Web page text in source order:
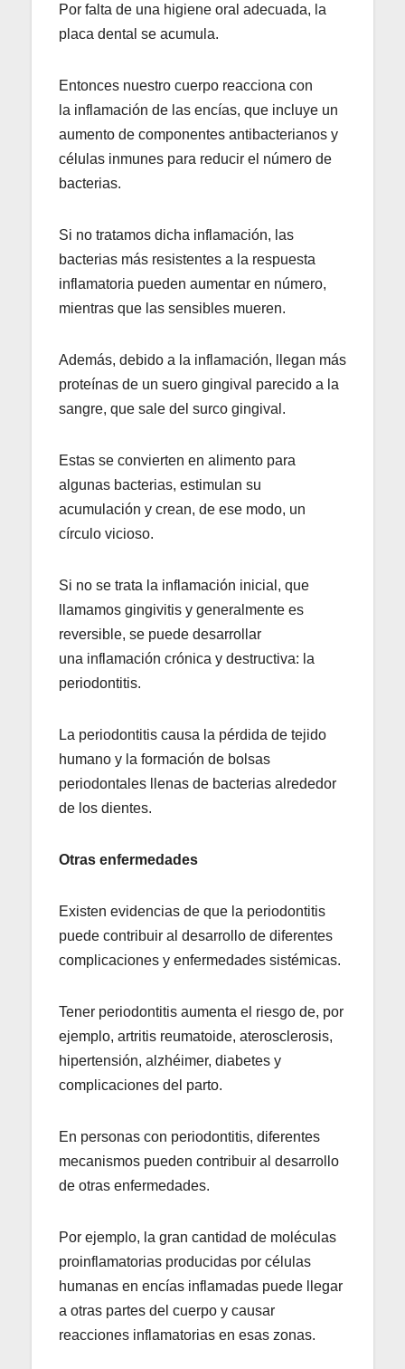
Por falta de una higiene oral adecuada, la
placa dental se acumula.
Entonces nuestro cuerpo reacciona con
la inflamación de las encías, que incluye un
aumento de componentes antibacterianos y
células inmunes para reducir el número de
bacterias.
Si no tratamos dicha inflamación, las
bacterias más resistentes a la respuesta
inflamatoria pueden aumentar en número,
mientras que las sensibles mueren.
Además, debido a la inflamación, llegan más
proteínas de un suero gingival parecido a la
sangre, que sale del surco gingival.
Estas se convierten en alimento para
algunas bacterias, estimulan su
acumulación y crean, de ese modo, un
círculo vicioso.
Si no se trata la inflamación inicial, que
llamamos gingivitis y generalmente es
reversible, se puede desarrollar
una inflamación crónica y destructiva: la
periodontitis.
La periodontitis causa la pérdida de tejido
humano y la formación de bolsas
periodontales llenas de bacterias alrededor
de los dientes.
Otras enfermedades
Existen evidencias de que la periodontitis
puede contribuir al desarrollo de diferentes
complicaciones y enfermedades sistémicas.
Tener periodontitis aumenta el riesgo de, por
ejemplo, artritis reumatoide, aterosclerosis,
hipertensión, alzhéimer, diabetes y
complicaciones del parto.
En personas con periodontitis, diferentes
mecanismos pueden contribuir al desarrollo
de otras enfermedades.
Por ejemplo, la gran cantidad de moléculas
proinflamatorias producidas por células
humanas en encías inflamadas puede llegar
a otras partes del cuerpo y causar
reacciones inflamatorias en esas zonas.